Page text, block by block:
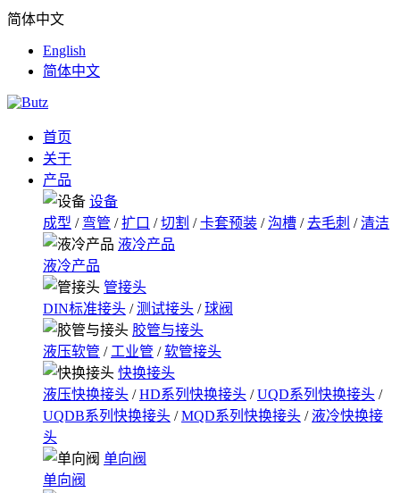
简体中文
English
简体中文
首页
关于
产品
设备
成型 / 弯管 /扩口 /切割 /卡套预装 /沟槽 /去毛刺 /清洁
液冷产品
液冷产品
管接头
DIN标准接头 /测试接头 /球阀
胶管与接头
液压软管 / 工业管 /软管接头
快换接头
液压快换接头 /HD系列快换接头 /UQD系列快换接头 /
UQDB系列快换接头 /MQD系列快换接头 / 液冷快换接
头
单向阀
单向阀